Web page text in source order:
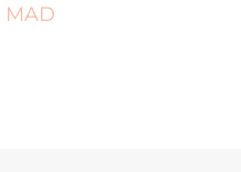
MAD